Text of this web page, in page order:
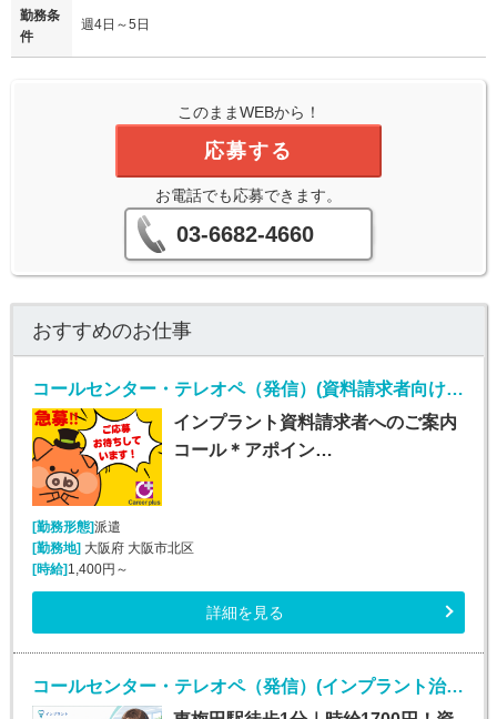
勤務条
件
週4日～5日
このままWEBから！
応募する
お電話でも応募できます。
03-6682-4660
おすすめのお仕事
コールセンター・テレオペ（発信）(資料請求者向けコールセンター)
インプラント資料請求者へのご案内
コール＊アポイン…
[勤務形態]派遣
[勤務地] 大阪府 大阪市北区
[時給] 1,400円～
詳細を見る
コールセンター・テレオペ（発信）(インプラント治療の資料請求者へのフォローコール)